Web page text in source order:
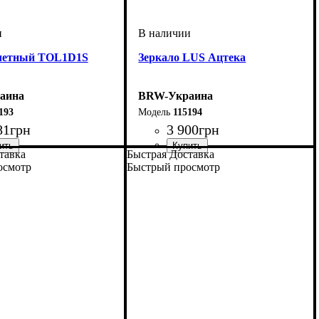
TOL1D1S
грн
: 1100
: 750
: 410
Зеркало LUS Ацтека
BRW-Украина
115194
3 900грн
ширина, мм: 1100
высота, мм: 800
глубина, мм: 1,9
Быстрая Доставка
Быстрый просмотр